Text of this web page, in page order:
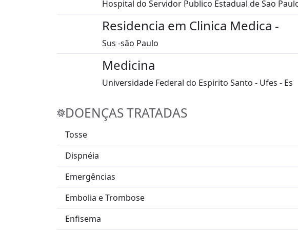
Hospital do Servidor Publico Estadual de Sao
Residencia em Clinica Medica -
Sus -são Paulo
Medicina
Universidade Federal do Espirito Santo - Ufes - Es
DOENÇAS TRATADAS
Tosse
Dispnéia
Emergências
Embolia e Trombose
Enfisema